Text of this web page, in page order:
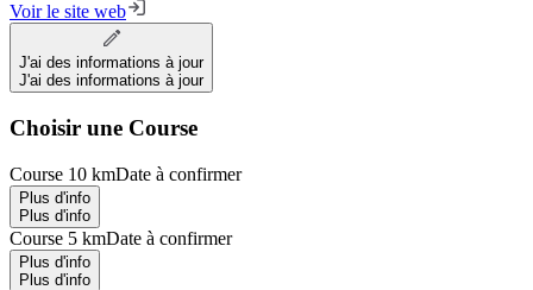
Voir le site web
J'ai des informations à jour
J'ai des informations à jour
Choisir une Course
Course 10 kmDate à confirmer
Plus d'info
Plus d'info
Course 5 kmDate à confirmer
Plus d'info
Plus d'info